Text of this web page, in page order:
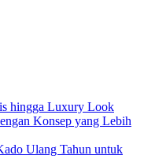
hingga Luxury Look
Konsep yang Lebih
Ulang Tahun untuk